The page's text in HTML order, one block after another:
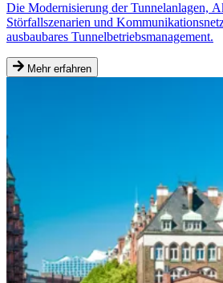
Die Modernisierung der Tunnelanlagen,
Störfallszenarien und
ausbaubares Tunnelbetriebsmanagement.
Mehr erfahren